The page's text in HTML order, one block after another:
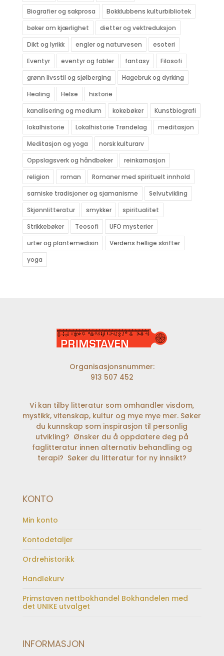
Biografier og sakprosa
Bokklubbens kulturbibliotek
bøker om kjærlighet
dietter og vektreduksjon
Dikt og lyrikk
engler og naturvesen
esoteri
Eventyr
eventyr og fabler fantasy
Filosofi
grønn livsstil og sjølberging
Hagebruk og dyrking
Healing
Helse
historie
kanalisering og medium
kokebøker
Kunstbiografi
lokalhistorie
Lokalhistorie Trøndelag
meditasjon
Meditasjon og yoga
norsk kulturarv
Oppslagsverk og håndbøker
reinkarnasjon
religion
roman
Romaner med spirituelt innhold
samiske tradisjoner og sjamanisme
Selvutvikling
Skjønnlitteratur
smykker
spiritualitet
Strikkebøker
Teosofi
UFO mysterier
urter og plantemedisin
Verdens hellige skrifter
yoga
Organisasjonsnummer:
913 507 452
Vi kan tilby litteratur som omhandler visdom,
mystikk, vitenskap, kultur og mye mye mer. Søker
du kunnskap som inspirasjon til personlig
utvikling? Ønsker du å oppdatere deg på
faglitteratur innen alternativ behandling og
terapi? Søker du litteratur for ny innsikt?
KONTO
Min konto
Kontodetaljer
Ordrehistorikk
Handlekurv
Primstaven nettbokhandel Bokhandelen med
det UNIKE utvalget
INFORMASJON